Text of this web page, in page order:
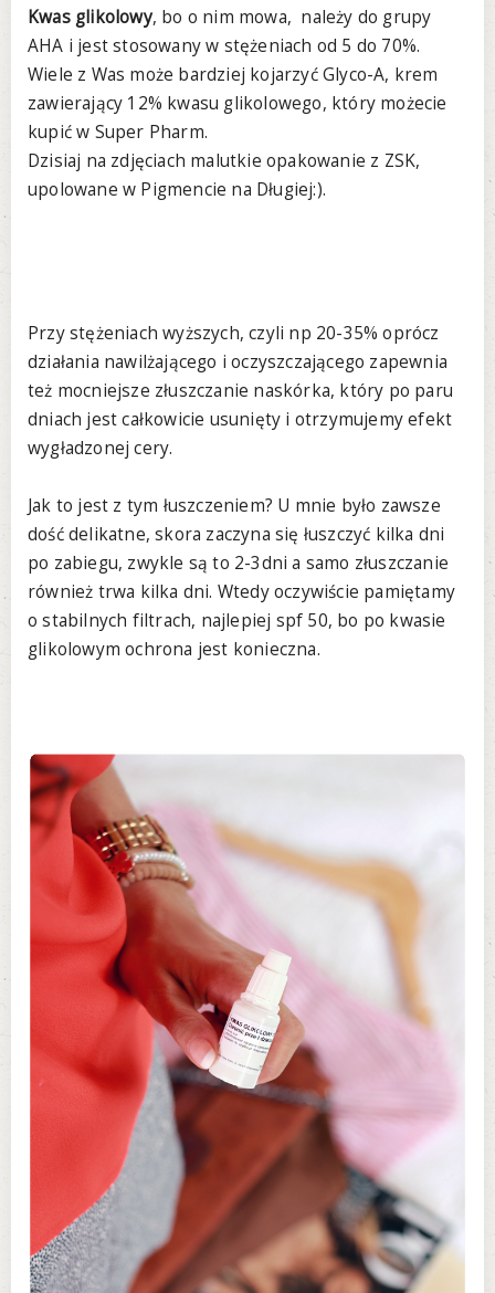
Kwas glikolowy, bo o nim mowa, należy do grupy
AHA i jest stosowany w stężeniach od 5 do 70%.
Wiele z Was może bardziej kojarzyć Glyco-A, krem
zawierający 12% kwasu glikolowego, który możecie
kupić w Super Pharm.
Dzisiaj na zdjęciach malutkie opakowanie z ZSK,
upolowane w Pigmencie na Długiej:).
Przy stężeniach wyższych, czyli np 20-35% oprócz
działania nawilżającego i oczyszczającego zapewnia
też mocniejsze złuszczanie naskórka, który po paru
dniach jest całkowicie usunięty i otrzymujemy efekt
wygładzonej cery.
Jak to jest z tym łuszczeniem? U mnie było zawsze
dość delikatne, skora zaczyna się łuszczyć kilka dni
po zabiegu, zwykle są to 2-3dni a samo złuszczanie
również trwa kilka dni. Wtedy oczywiście pamiętamy
o stabilnych filtrach, najlepiej spf 50, bo po kwasie
glikolowym ochrona jest konieczna.